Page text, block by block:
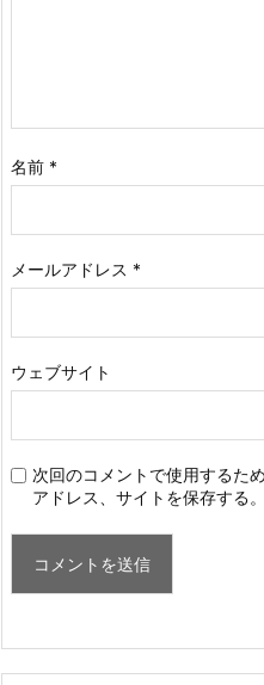
名前 *
メールアドレス *
ウェブサイト
次回のコメントで使用するた
アドレス、サイトを保存する。